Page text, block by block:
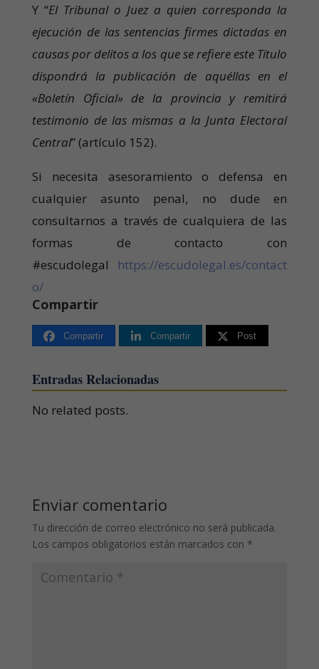
Y “El Tribunal o Juez a quien corresponda la
ejecución de las sentencias firmes dictadas en
causas por delitos a los que se refiere este Título
dispondrá la publicación de aquéllas en el
«Boletín Oficial» de la provincia y remitirá
testimonio de las mismas a la Junta Electoral
Central” (artículo 152).
Si necesita asesoramiento o defensa en
cualquier asunto penal, no dude en
consultarnos a través de cualquiera de las
formas de contacto con
#escudolegal https://escudolegal.es/contact
o/
Compartir
Compartir Compartir Post
Entradas Relacionadas
No related posts.
Enviar comentario
Tu dirección de correo electrónico no será publicada.
Los campos obligatorios están marcados con *